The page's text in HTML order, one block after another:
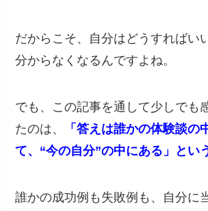
だからこそ、自分はどうすればい
分からなくなるんですよね。
でも、この記事を通して少しでも
たのは、
「答えは誰かの体験談の
て、“今の自分”の中にある」とい
誰かの成功例も失敗例も、自分に